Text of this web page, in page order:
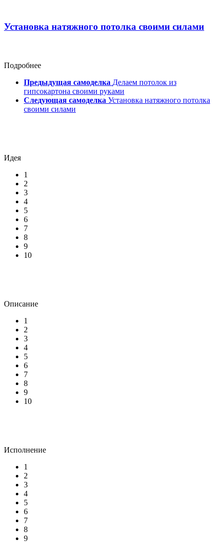
Установка натяжного потолка своими силами
Подробнее
Предыдущая самоделка Делаем потолок из
гипсокартона своими руками
Следующая самоделка Установка натяжного потолка
своими силами
Идея
1
2
3
4
5
6
7
8
9
10
Описание
1
2
3
4
5
6
7
8
9
10
Исполнение
1
2
3
4
5
6
7
8
9